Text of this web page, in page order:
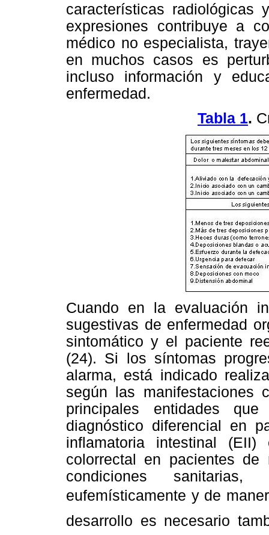
características
expresiones contribuye a
médico no especialista,
en muchos casos es
incluso información y
enfermedad.
Tabla 1.
Cuando en la evaluación
sugestivas de enfermedad
sintomático y el paciente
(24). Si los síntomas
alarma, está indicado
según las manifestaciones
principales entidades
diagnóstico diferencial en
inflamatoria intestinal
colorrectal en pacientes
condiciones
eufemísticamente y de
desarrollo es necesario